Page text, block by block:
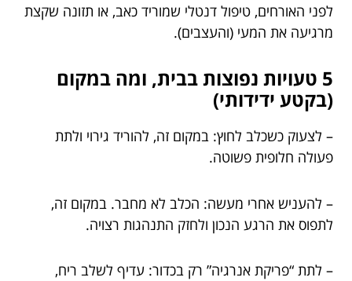
לפני האורחים, טיפול דנטלי שמוריד כאב, או תזונה שקצת
מרגיעה את המעי (והעצבים).
5 טעויות נפוצות בבית, ומה במקום
(בקטע ידידותי)
– לצעוק כשכלב לחוץ: במקום זה, להוריד גירוי ולתת
פעולה חלופית פשוטה.
– להעניש אחרי מעשה: הכלב לא מחבר. במקום זה,
לתפוס את הרגע הנכון ולחזק התנהגות רצויה.
– לתת “פריקת אנרגיה” רק בכדור: עדיף לשלב ריח,